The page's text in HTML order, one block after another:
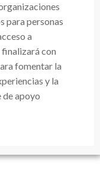
para personas
a
finalizará con
fomentar la
y la
de apoyo